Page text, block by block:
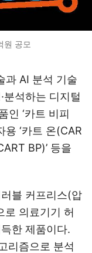
원 공모
과 AI 분석 기술
분석하는 디지털
인 ‘카트 비피
용 ‘카트 온(CAR
BP)’ 등을
블 커프리스(압
로 의료기기 허
한 제품이다.
리즘으로 분석